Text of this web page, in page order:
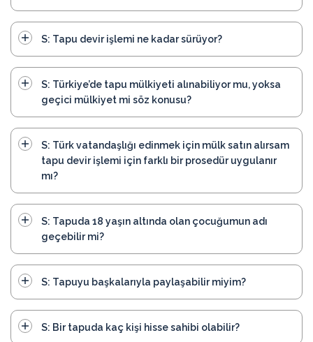
S: Tapu devir işlemi ne kadar sürüyor?
S: Türkiye’de tapu mülkiyeti alınabiliyor mu, yoksa
geçici mülkiyet mi söz konusu?
S: Türk vatandaşlığı edinmek için mülk satın alırsam
tapu devir işlemi için farklı bir prosedür uygulanır
mı?
S: Tapuda 18 yaşın altında olan çocuğumun adı
geçebilir mi?
S: Tapuyu başkalarıyla paylaşabilir miyim?
S: Bir tapuda kaç kişi hisse sahibi olabilir?